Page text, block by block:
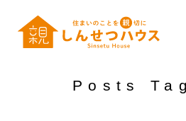
HOME >床の貼り替え
Posts